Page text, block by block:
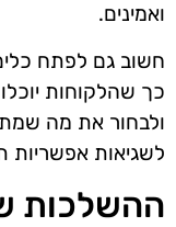
ואמינים.
חשוב גם לפתח כלים
כך שהלקוחות
ולבחור את מה
לשגיאות אפשריות
ההשלכות